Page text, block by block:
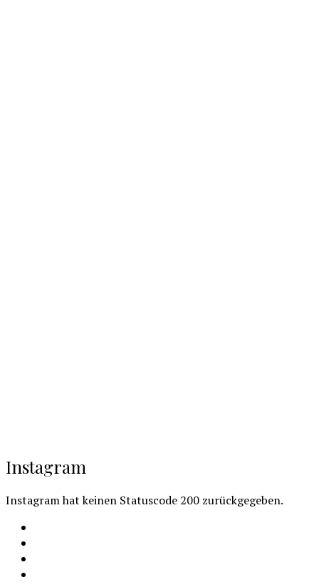
Instagram
Instagram hat keinen Statuscode 200 zurückgegeben.